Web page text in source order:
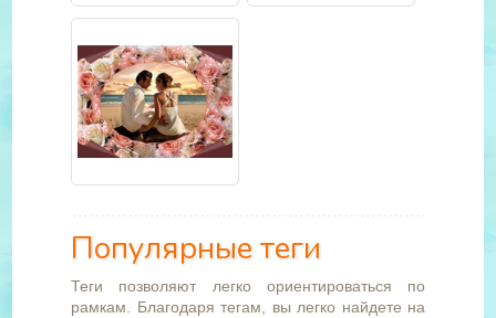
Популярные теги
Теги позволяют легко ориентироваться по
рамкам. Благодаря тегам, вы легко найдете на